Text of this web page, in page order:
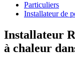
Particuliers
Installateur de
Installateur
à chaleur